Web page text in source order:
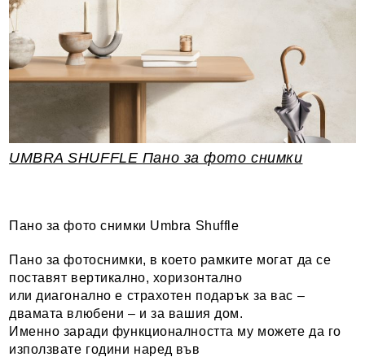
UMBRA SHUFFLE Пано за фото снимки
Пано за фото снимки Umbra Shuffle
Пано за фотоснимки, в което рамките могат да се
поставят вертикално, хоризонтално
или диагонално е страхотен подарък за вас –
двамата влюбени – и за вашия дом.
Именно заради функционалността му можете да го
използвате години наред във